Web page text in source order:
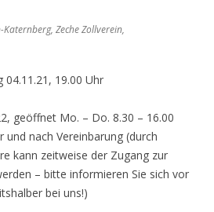
Katernberg, Zeche Zollverein,
04.11.21, 19.00 Uhr
geöffnet Mo. – Do. 8.30 – 16.00
und nach Vereinbarung (durch
kann zeitweise der Zugang zur
– bitte informieren Sie sich vor
bei uns!)